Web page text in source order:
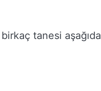
tanesi aşağıda